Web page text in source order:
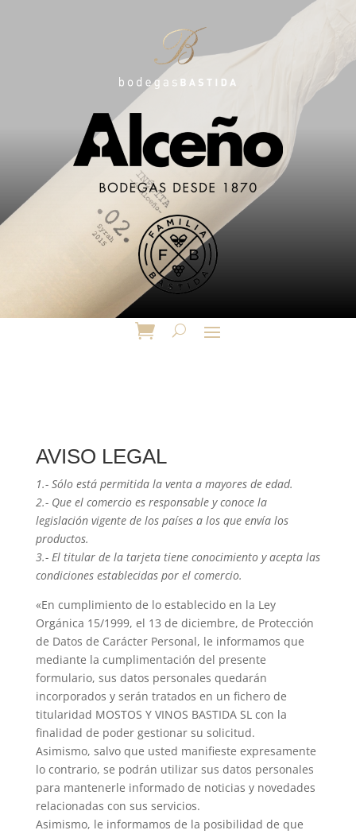
AVISO LEGAL
1.- Sólo está permitida la venta a mayores de edad.
2.- Que el comercio es responsable y conoce la
legislación vigente de los países a los que envía los
productos.
3.- El titular de la tarjeta tiene conocimiento y acepta las
condiciones establecidas por el comercio.
«En cumplimiento de lo establecido en la Ley
Orgánica 15/1999, el 13 de diciembre, de Protección
de Datos de Carácter Personal, le informamos que
mediante la cumplimentación del presente
formulario, sus datos personales quedarán
incorporados y serán tratados en un fichero de
titularidad MOSTOS Y VINOS BASTIDA SL con la
finalidad de poder gestionar su solicitud.
Asimismo, salvo que usted manifieste expresamente
lo contrario, se podrán utilizar sus datos personales
para mantenerle informado de noticias y novedades
relacionadas con sus servicios.
Asimismo, le informamos de la posibilidad de que